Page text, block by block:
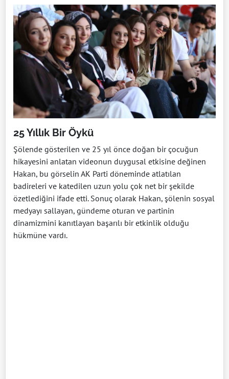
25 Yıllık Bir Öykü
Şölende gösterilen ve 25 yıl önce doğan bir çocuğun
hikayesini anlatan videonun duygusal etkisine değinen
Hakan, bu görselin AK Parti döneminde atlatılan
badireleri ve katedilen uzun yolu çok net bir şekilde
özetlediğini ifade etti. Sonuç olarak Hakan, şölenin sosyal
medyayı sallayan, gündeme oturan ve partinin
dinamizmini kanıtlayan başarılı bir etkinlik olduğu
hükmüne vardı.